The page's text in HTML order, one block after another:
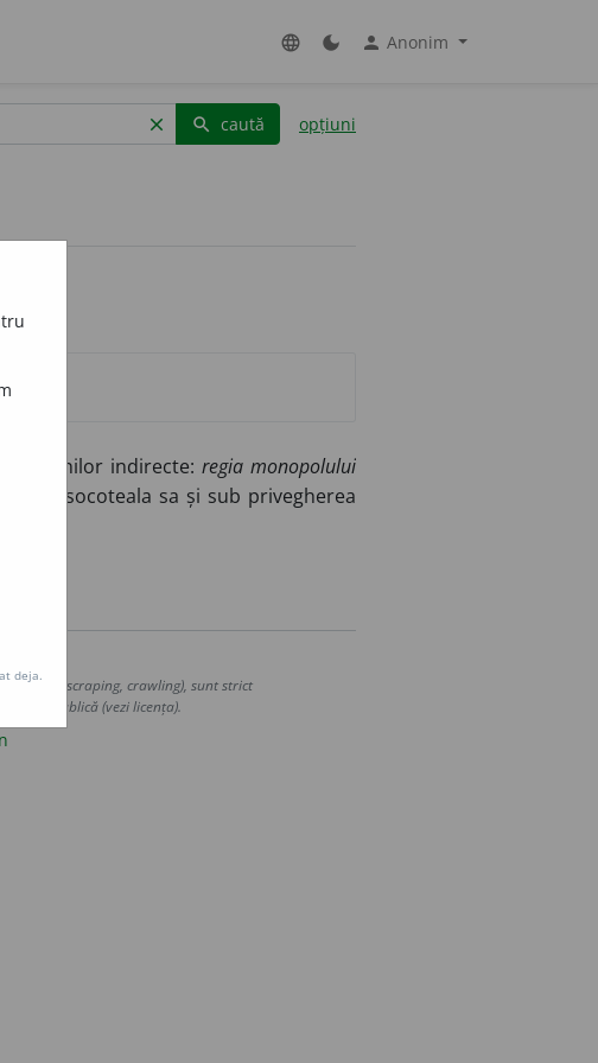
language dark_mode person Anonim
clear search caută opțiuni
indirecte:regia monopolului
pe socoteala sa și sub privegherea
(web scraping, crawling), sunt strict
publică (vezi licența).
deja.